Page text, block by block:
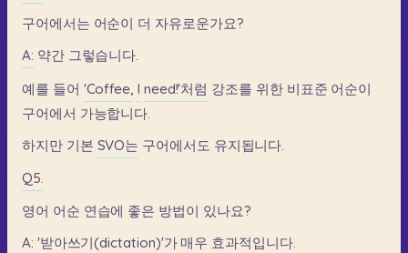
구어에서는 어순이 더 자유로운가요?
A: 약간 그렇습니다.
예를 들어 'Coffee, I need!'처럼 강조를 위한 비표준 어순이
구어에서 가능합니다.
하지만 기본 SVO는 구어에서도 유지됩니다.
Q5.
영어 어순 연습에 좋은 방법이 있나요?
A: '받아쓰기(dictation)'가 매우 효과적입니다.